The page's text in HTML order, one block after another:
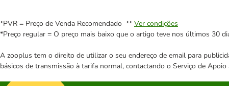
*PVR = Preço de Venda Recomendado ** Ver condições
*Preço regular = O preço mais baixo que o artigo teve nos últimos 30
A zooplus tem o direito de utilizar o seu endereço de email para
básicos de transmissão à tarifa normal, contactando o Serviço de